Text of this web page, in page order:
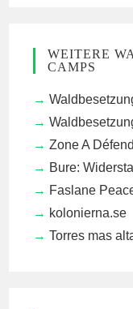
WEITERE
CAMPS
Zone A
Bure:
Faslane
kolonierna.se
Torres mas